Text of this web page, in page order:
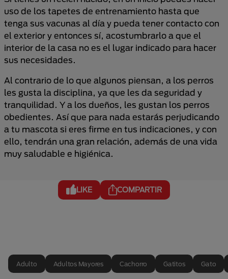
uso de los tapetes de entrenamiento hasta que
tenga sus vacunas al día y pueda tener contacto con
el exterior y entonces sí, acostumbrarlo a que el
interior de la casa no es el lugar indicado para hacer
sus necesidades.
Al contrario de lo que algunos piensan, a los perros
les gusta la disciplina, ya que les da seguridad y
tranquilidad. Y a los dueños, les gustan los perros
obedientes. Así que para nada estarás perjudicando
a tu mascota si eres firme en tus indicaciones, y con
ello, tendrán una gran relación, además de una vida
muy saludable e higiénica.
LIKE COMPARTIR
Adulto Adultos Mayores Cachorro Gatitos Gato